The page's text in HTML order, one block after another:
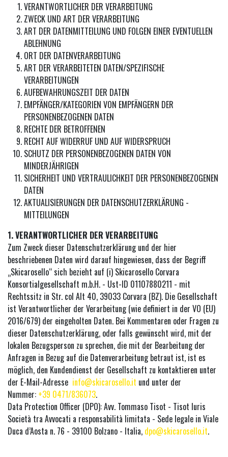
VERANTWORTLICHER DER VERARBEITUNG
ZWECK UND ART DER VERARBEITUNG
ART DER DATENMITTEILUNG UND FOLGEN EINER EVENTUELLEN
ABLEHNUNG
ORT DER DATENVERARBEITUNG
ART DER VERARBEITETEN DATEN/SPEZIFISCHE
VERARBEITUNGEN
AUFBEWAHRUNGSZEIT DER DATEN
EMPFÄNGER/KATEGORIEN VON EMPFÄNGERN DER
PERSONENBEZOGENEN DATEN
RECHTE DER BETROFFENEN
RECHT AUF WIDERRUF UND AUF WIDERSPRUCH
SCHUTZ DER PERSONENBEZOGENEN DATEN VON
MINDERJÄHRIGEN
SICHERHEIT UND VERTRAULICHKEIT DER PERSONENBEZOGENEN
DATEN
AKTUALISIERUNGEN DER DATENSCHUTZERKLÄRUNG -
MITTEILUNGEN
1. VERANTWORTLICHER DER VERARBEITUNG
Zum Zweck dieser Datenschutzerklärung und der hier
beschriebenen Daten wird darauf hingewiesen, dass der Begriff
„Skicarosello“ sich bezieht auf (i) Skicarosello Corvara
Konsortialgesellschaft m.b.H. - Ust-ID 01107880211 - mit
Rechtssitz in Str. col Alt 40, 39033 Corvara (BZ). Die Gesellschaft
ist Verantwortlicher der Verarbeitung (wie definiert in der VO (EU)
2016/679) der eingeholten Daten. Bei Kommentaren oder Fragen zu
dieser Datenschutzerklärung, oder falls gewünscht wird, mit der
lokalen Bezugsperson zu sprechen, die mit der Bearbeitung der
Anfragen in Bezug auf die Datenverarbeitung betraut ist, ist es
möglich, den Kundendienst der Gesellschaft zu kontaktieren unter
der E-Mail-Adresse info@skicarosello.it und unter der
Nummer: +39 0471/836073.
Data Protection Officer (DPO): Avv. Tommaso Tisot - Tisot Iuris
Società tra Avvocati a responsabilità limitata - Sede legale in Viale
Duca d’Aosta n. 76 - 39100 Bolzano - Italia, dpo@skicarosello.it.